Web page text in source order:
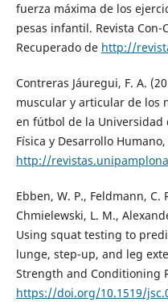
fuerza máxima de los
pesas infantil. Revista Con-
Recuperado de http://
Contreras Jáuregui, F. A.
muscular y articular de los
en fútbol de la Universidad
Física y Desarrollo
http://
Ebben, W. P., Feldmann, C.
Chmielewski, L. M.,
Using squat testing to
lunge, step-up, and leg
Strength and Conditioning
https://doi.org/10.1519/